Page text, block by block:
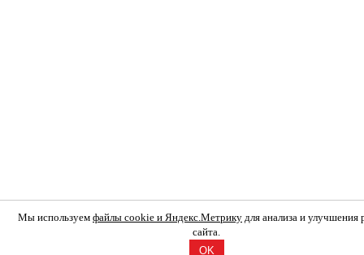
Мы используем файлы cookie и Яндекс.Метрику для анализа и улучшения
сайта.
OK